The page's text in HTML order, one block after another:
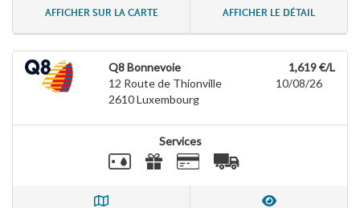
AFFICHER SUR LA CARTE AFFICHER LE DÉTAIL
Q8 Bonnevoie
12 Route de Thionville
2610Luxembourg
1,619 €/L
10/08/26
Services